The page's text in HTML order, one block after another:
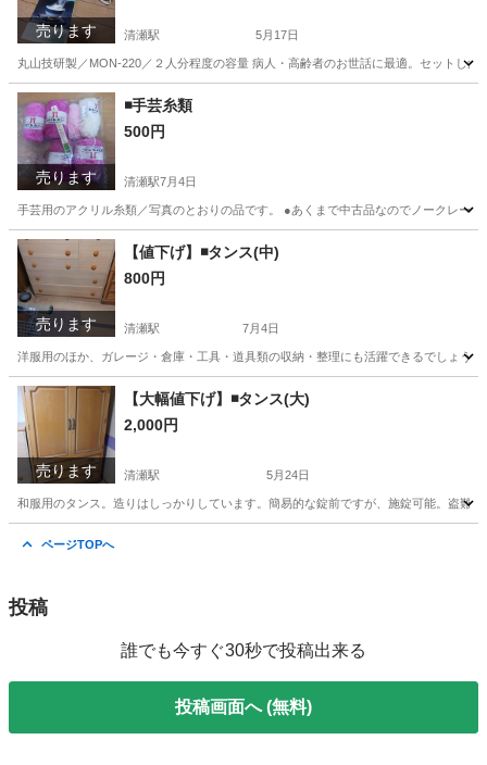
売ります 清瀬駅 5月17日
丸山技研製／MON-220／２人分程度の容量 病人・高齢者のお世話に最適。セットし
東京 清瀬市 清瀬駅
売ります
◾手芸糸類
500円
清瀬駅7月4日
手芸用のアクリル糸類／写真のとおりの品です。 ●あくまで中古品なのでノークレー
東京 清瀬市 清瀬駅 その他 アクリル
売ります
【値下げ】◾タンス(中)
800円
清瀬駅 7月4日
洋服用のほか、ガレージ・倉庫・工具・道具類の収納・整理にも活躍できるでしょう
東京 清瀬市 清瀬駅 収納家具 タンス
売ります
【大幅値下げ】◾タンス(大)
2,000円
清瀬駅 5月24日
和服用のタンス。造りはしっかりしています。簡易的な錠前ですが、施錠可能。盗難
ページTOPへ
投稿
誰でも今すぐ30秒で投稿出来る
投稿画面へ (無料)